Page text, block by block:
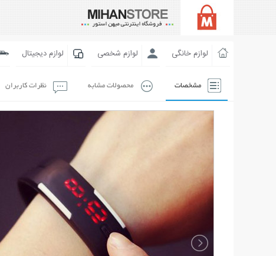
لوازم خانگی لوازم شخصی لوازم دیجیتال
مشخصات محصولات مشابه نظرات کاربران